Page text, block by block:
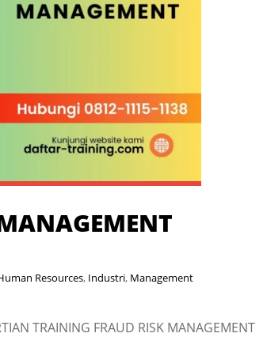
Resources, Industri, Management
TRAINING FRAUD RISK MANAGEMENT